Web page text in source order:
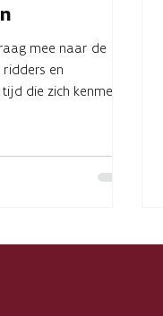
mee naar de
en
die zich kenmerkt